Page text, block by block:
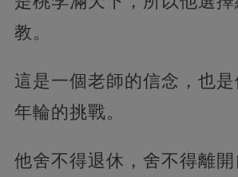
教。
這是一個老師的信念，也
年輪的挑戰。
他舍不得退休，舍不得離